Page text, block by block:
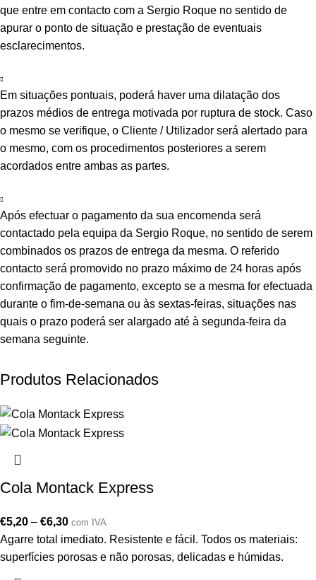
que entre em contacto com a Sergio Roque no sentido de
apurar o ponto de situação e prestação de eventuais
esclarecimentos.
Em situações pontuais, poderá haver uma dilatação dos
prazos médios de entrega motivada por ruptura de stock. Caso
o mesmo se verifique, o Cliente / Utilizador será alertado para
o mesmo, com os procedimentos posteriores a serem
acordados entre ambas as partes.
Após efectuar o pagamento da sua encomenda será
contactado pela equipa da Sergio Roque, no sentido de serem
combinados os prazos de entrega da mesma. O referido
contacto será promovido no prazo máximo de 24 horas após
confirmação de pagamento, excepto se a mesma for efectuada
durante o fim-de-semana ou às sextas-feiras, situações nas
quais o prazo poderá ser alargado até à segunda-feira da
semana seguinte.
Produtos Relacionados
Cola Montack Express
€5,20 – €6,30 com IVA
Agarre total imediato. Resistente e fácil. Todos os materiais:
superfícies porosas e não porosas, delicadas e húmidas.